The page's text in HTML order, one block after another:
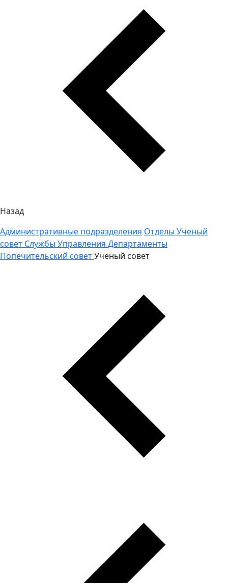
Назад
Административные подразделения Отделы Ученый
совет Службы Управления Департаменты
Попечительский советУченый совет